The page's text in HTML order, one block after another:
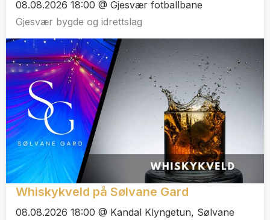
08.08.2026 18:00 @ Gjesvær fotballbane
Gjesvær bygde og idrettslag
Whiskykveld på Sølvane Gard
08.08.2026 18:00 @ Kandal Klyngetun, Sølvane